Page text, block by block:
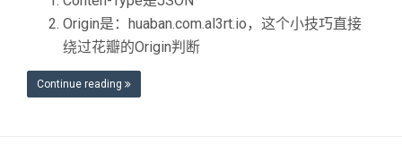
Origin是：huaban.com.al3rt.io，这个小技巧直接
绕过花瓣的Origin判断
Continue reading